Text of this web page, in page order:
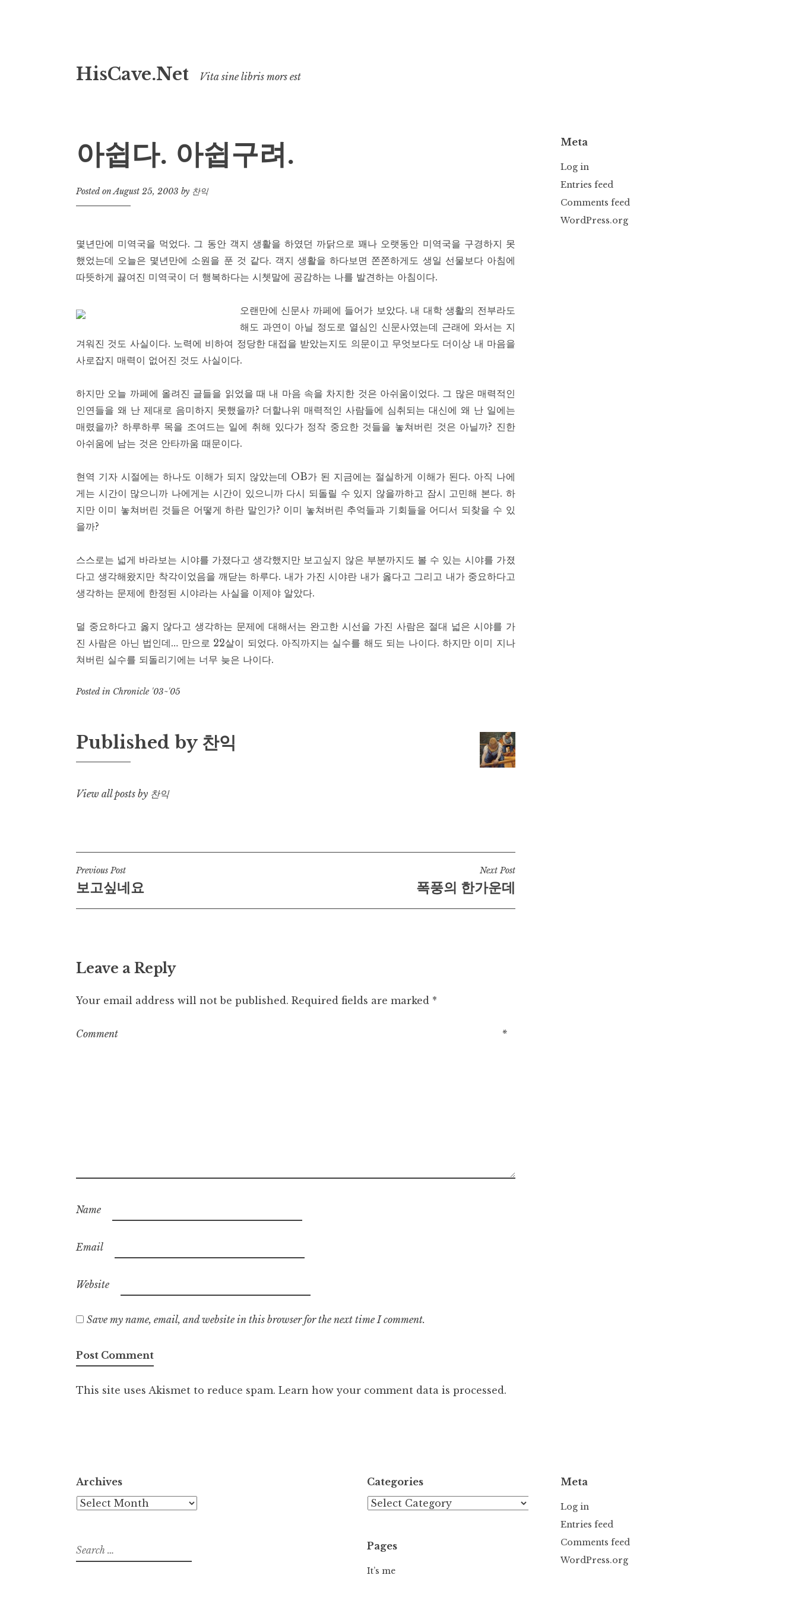
to
HisCave.Net Vita sine libris mors est
아쉽다. 아쉽구려.
Posted onAugust 25, 2003 by 찬익
몇년만에 미역국을 먹었다. 그 동안 객지 생활을 하였던 까닭으로 꽤나 오랫동안 미역국을 구경하지 못
했었는데 오늘은 몇년만에 소원을 푼 것 같다. 객지 생활을 하다보면 쫀쫀하게도 생일 선물보다 아침에
따뜻하게 끓여진 미역국이 더 행복하다는 시쳇말에 공감하는 나를 발견하는 아침이다.
오랜만에 신문사 까페에 들어가 보았다. 내 대학 생활의 전부라도
해도 과연이 아닐 정도로 열심인 신문사였는데 근래에 와서는 지
겨워진 것도 사실이다. 노력에 비하여 정당한 대접을 받았는지도 의문이고 무엇보다도 더이상 내 마음을
사로잡지 매력이 없어진 것도 사실이다.
하지만 오늘 까페에 올려진 글들을 읽었을 때 내 마음 속을 차지한 것은 아쉬움이었다. 그 많은 매력적인
인연들을 왜 난 제대로 음미하지 못했을까? 더할나위 매력적인 사람들에 심취되는 대신에 왜 난 일에는
매렸을까? 하루하루 목을 조여드는 일에 취해 있다가 정작 중요한 것들을 놓쳐버린 것은 아닐까? 진한
아쉬움에 남는 것은 안타까움 때문이다.
현역 기자 시절에는 하나도 이해가 되지 않았는데 OB가 된 지금에는 절실하게 이해가 된다. 아직 나에
게는 시간이 많으니까 나에게는 시간이 있으니까 다시 되돌릴 수 있지 않을까하고 잠시 고민해 본다. 하
지만 이미 놓쳐버린 것들은 어떻게 하란 말인가? 이미 놓쳐버린 추억들과 기회들을 어디서 되찾을 수 있
을까?
스스로는 넓게 바라보는 시야를 가졌다고 생각했지만 보고싶지 않은 부분까지도 볼 수 있는 시야를 가졌
다고 생각해왔지만 착각이었음을 깨닫는 하루다. 내가 가진 시야란 내가 옳다고 그리고 내가 중요하다고
생각하는 문제에 한정된 시야라는 사실을 이제야 알았다.
덜 중요하다고 옳지 않다고 생각하는 문제에 대해서는 완고한 시선을 가진 사람은 절대 넓은 시야를 가
진 사람은 아닌 법인데… 만으로 22살이 되었다. 아직까지는 실수를 해도 되는 나이다. 하지만 이미 지나
쳐버린 실수를 되돌리기에는 너무 늦은 나이다.
Posted in Chronicle '03~'05
Published by 찬익
View all posts by 찬익
Post
navigation
Previous Post
보고싶네요
Next Post
폭풍의 한가운데
Leave a Reply
Your email address will not be published. Required fields are marked *
Comment *
Name
Email
Website
Save my name, email, and website in this browser for the next time I comment.
This site uses Akismet to reduce spam. Learn how your comment data is processed.
Meta
Log in
Entries feed
Comments feed
WordPress.org
Archives
Archives
Search
for:
Categories
Categories
Pages
It’s me
Meta
Log in
Entries feed
Comments feed
WordPress.org